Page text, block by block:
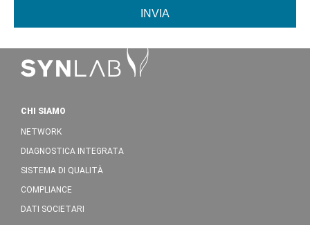
INVIA
CHI SIAMO
NETWORK
DIAGNOSTICA INTEGRATA
SISTEMA DI QUALITÀ
COMPLIANCE
DATI SOCIETARI